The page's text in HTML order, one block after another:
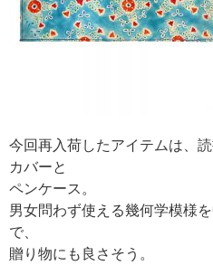
今回再入荷したアイテムは、
カバーと
ペンケース。
男女問わず使える幾何学模様
で、
贈り物にも良さそう。